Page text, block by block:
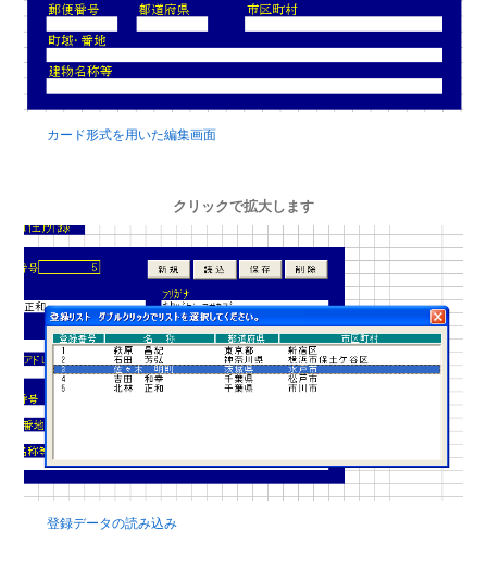
カード形式を用いた編集画面
クリックで拡大します
登録データの読み込み